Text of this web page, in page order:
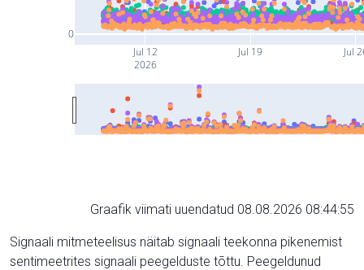
Jul 12
2026
Jul 19 Jul
0
Graafik viimati uuendatud 08.08.2026 08:44:55
Signaali mitmeteelisus näitab signaali teekonna pikenemist
sentimeetrites signaali peegelduste tõttu. Peegeldunud